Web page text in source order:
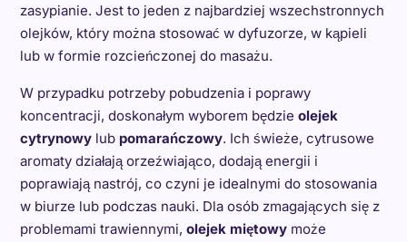
zasypianie. Jest to jeden z najbardziej wszechstronnych
olejków, który można stosować w dyfuzorze, w kąpieli
lub w formie rozcieńczonej do masażu.
W przypadku potrzeby pobudzenia i poprawy
koncentracji, doskonałym wyborem będzie olejek
cytrynowylub pomarańczowy. Ich świeże, cytrusowe
aromaty działają orzeźwiająco, dodają energii i
poprawiają nastrój, co czyni je idealnymi do stosowania
w biurze lub podczas nauki. Dla osób zmagających się z
problemami trawiennymi, olejek miętowymoże